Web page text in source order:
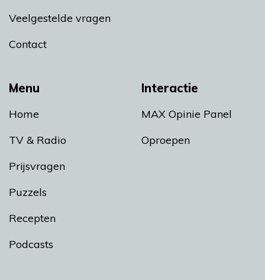
Menu
Home
TV & Radio
Prijsvragen
Puzzels
Recepten
Podcasts
Interactie
MAX Opinie Panel
Oproepen
Veelgestelde vragen
Contact